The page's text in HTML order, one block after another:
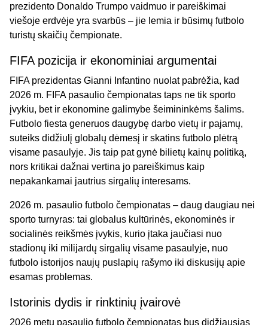
prezidento Donaldo Trumpo vaidmuo ir pareiškimai
viešoje erdvėje yra svarbūs – jie lemia ir būsimų futbolo
turistų skaičių čempionate.
FIFA pozicija ir ekonominiai argumentai
FIFA prezidentas Gianni Infantino nuolat pabrėžia, kad
2026 m. FIFA pasaulio čempionatas taps ne tik sporto
įvykiu, bet ir ekonomine galimybe šeimininkėms šalims.
Futbolo fiesta generuos daugybę darbo vietų ir pajamų,
suteiks didžiulį globalų dėmesį ir skatins futbolo plėtrą
visame pasaulyje. Jis taip pat gynė bilietų kainų politiką,
nors kritikai dažnai vertina jo pareiškimus kaip
nepakankamai jautrius sirgalių interesams.
2026 m. pasaulio futbolo čempionatas – daug daugiau nei
sporto turnyras: tai globalus kultūrinės, ekonominės ir
socialinės reikšmės įvykis, kurio įtaka jaučiasi nuo
stadionų iki milijardų sirgalių visame pasaulyje, nuo
futbolo istorijos naujų puslapių rašymo iki diskusijų apie
esamas problemas.
Istorinis dydis ir rinktinių įvairovė
2026 metų pasaulio futbolo čempionatas bus didžiausias